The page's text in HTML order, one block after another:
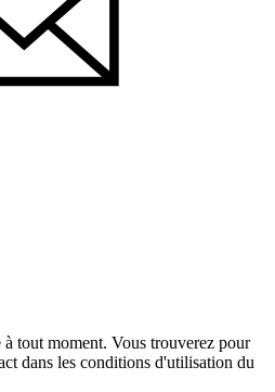
tout moment. Vous trouverez pour
dans les conditions d'utilisation du